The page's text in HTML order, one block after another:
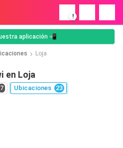
!
aplicación 📲
Loja
en Loja
7 Ubicaciones 23